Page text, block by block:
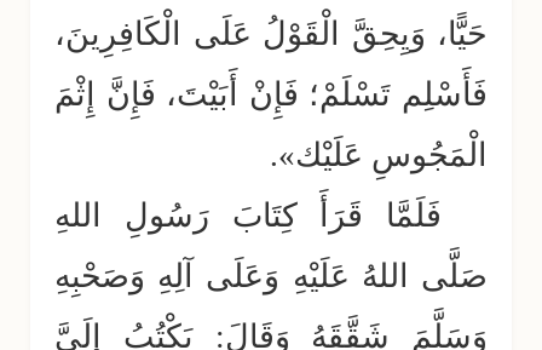
حَيًّا، وَيِحِقَّ الْقَوْلُ عَلَى الْكَافِرِينَ،
فَأَسْلِم تَسْلَمْ؛ فَإِنْ أَبَيْتَ، فَإِنَّ إِثْمَ
الْمَجُوسِ عَلَيْك».
فَلَمَّا قَرَأَ كِتَابَ رَسُولِ اللهِ
صَلَّى اللهُ عَلَيْهِ وَعَلَى آلِهِ وَصَحْبِهِ
وَسَلَّمَ شَقَّقَهُ وَقَالَ: يَكْتُبُ إِلَيَّ